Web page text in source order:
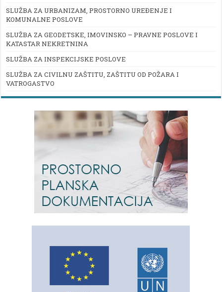
SLUŽBA ZA URBANIZAM, PROSTORNO UREĐENJE I
KOMUNALNE POSLOVE
SLUŽBA ZA GEODETSKE, IMOVINSKO – PRAVNE POSLOVE I
KATASTAR NEKRETNINA
SLUŽBA ZA INSPEKCIJSKE POSLOVE
SLUŽBA ZA CIVILNU ZAŠTITU, ZAŠTITU OD POŽARA I
VATROGASTVO